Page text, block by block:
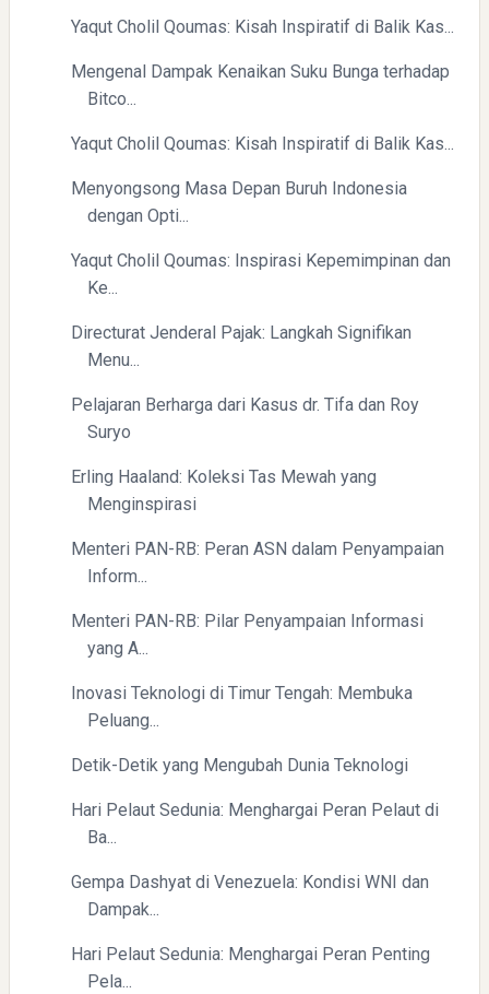
Mengenal Dampak Kenaikan Suku Bunga terhadap Bitcoin
Yaqut Cholil Qoumas: Kisah Inspiratif di Balik Kasus Hukum
Optimisme dan Inspirasi
Yaqut Cholil Qoumas: Inspirasi Kepemimpinan dan
Directurat Jenderal Pajak: Langkah Signifikan Menuju
Yaqut Cholil Qoumas: Kisah Inspiratif di Balik Kas...
Mengenal Dampak Kenaikan Suku Bunga terhadap
Bitco...
Yaqut Cholil Qoumas: Kisah Inspiratif di Balik Kas...
Menyongsong Masa Depan Buruh Indonesia
dengan Opti...
Yaqut Cholil Qoumas: Inspirasi Kepemimpinan dan
Ke...
Directurat Jenderal Pajak: Langkah Signifikan
Menu...
Pelajaran Berharga dari Kasus dr. Tifa dan Roy
Suryo
Erling Haaland: Koleksi Tas Mewah yang
Menginspirasi
Menteri PAN-RB: Peran ASN dalam Penyampaian
Inform...
Menteri PAN-RB: Pilar Penyampaian Informasi
yang A...
Inovasi Teknologi di Timur Tengah: Membuka
Peluang...
Detik-Detik yang Mengubah Dunia Teknologi
Hari Pelaut Sedunia: Menghargai Peran Pelaut di
Ba...
Gempa Dashyat di Venezuela: Kondisi WNI dan
Dampak...
Hari Pelaut Sedunia: Menghargai Peran Penting
Pela...